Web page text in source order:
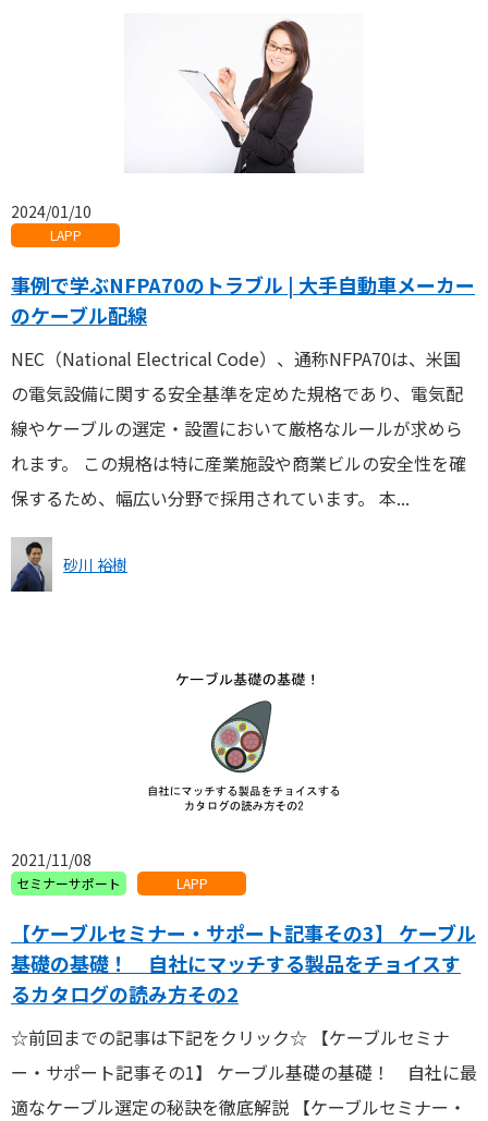
2024/01/10
LAPP
事例で学ぶNFPA70のトラブル | 大手自動車メーカー
のケーブル配線
NEC（National Electrical Code）、通称NFPA70は、米国
の電気設備に関する安全基準を定めた規格であり、電気配
線やケーブルの選定・設置において厳格なルールが求めら
れます。 この規格は特に産業施設や商業ビルの安全性を確
保するため、幅広い分野で採用されています。 本...
砂川 裕樹
2021/11/08
セミナーサポート LAPP
【ケーブルセミナー・サポート記事その3】 ケーブル
基礎の基礎！ 自社にマッチする製品をチョイスす
るカタログの読み方その2
☆前回までの記事は下記をクリック☆ 【ケーブルセミナ
ー・サポート記事その1】 ケーブル基礎の基礎！ 自社に最
適なケーブル選定の秘訣を徹底解説 【ケーブルセミナー・